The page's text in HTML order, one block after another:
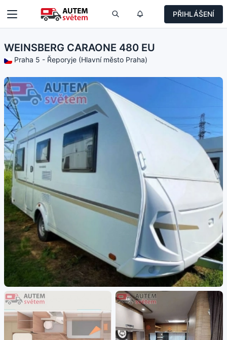
PŘIHLÁŠENÍ
WEINSBERG CARAONE 480 EU
Praha 5 - Řeporyje (Hlavní město Praha)